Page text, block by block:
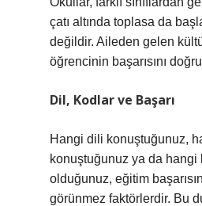
çatı altında toplasa da
değildir. Aileden gelen
öğrencinin başarısını
Dil, Kodlar ve Başarı
Hangi dili konuştuğunuz,
konuştuğunuz ya da hangi
olduğunuz, eğitim
görünmez faktörlerdir. Bu